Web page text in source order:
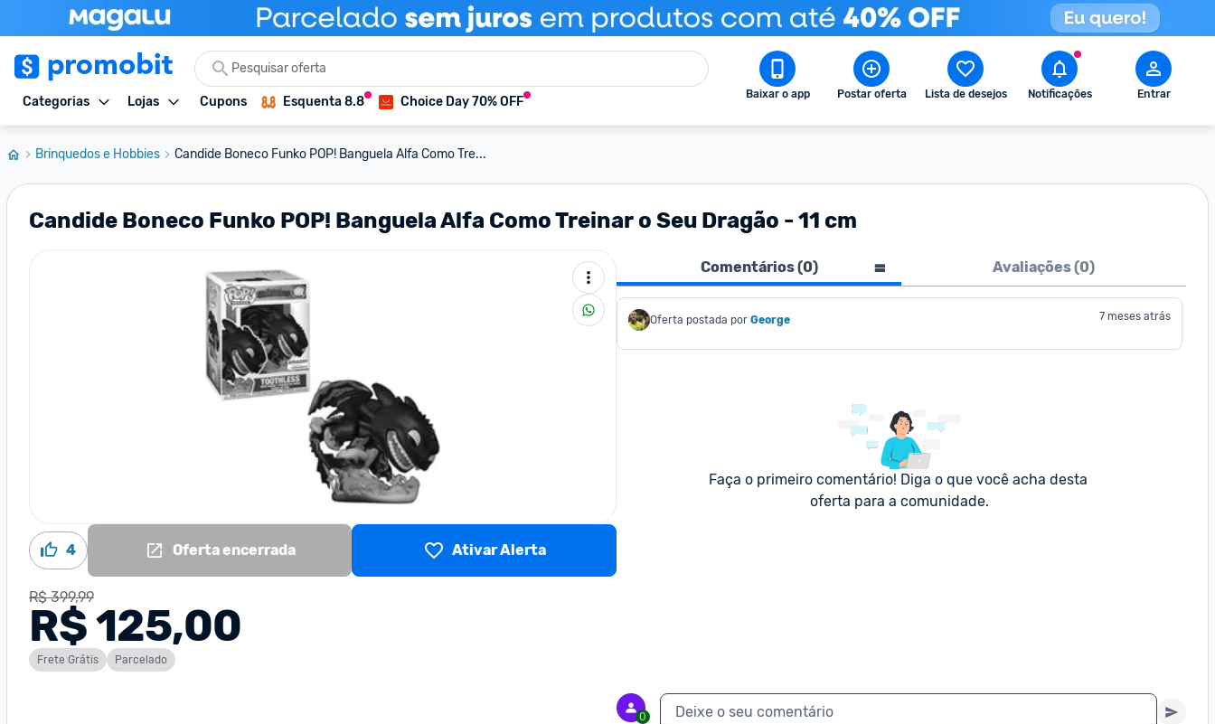
Categorias Lojas Cupons Esquenta 8.8 Choice Day 70% OFF Baixar o app Postar oferta Lista de desejos Notificações Entrar
Brinquedos e Hobbies Candide Boneco Funko POP! Banguela Alfa Como Tre...
Candide Boneco Funko POP! Banguela Alfa Como Treinar o Seu Dragão - 11 cm
4 Oferta encerrada Ativar Alerta
R$ 399,99
R$ 125,00
Frete Grátis Parcelado
Comentários (0) Avaliações (0)
Oferta postada por George 7 meses atrás
Faça o primeiro comentário! Diga o que você acha desta
oferta para a comunidade.
0 Deixe o seu comentário